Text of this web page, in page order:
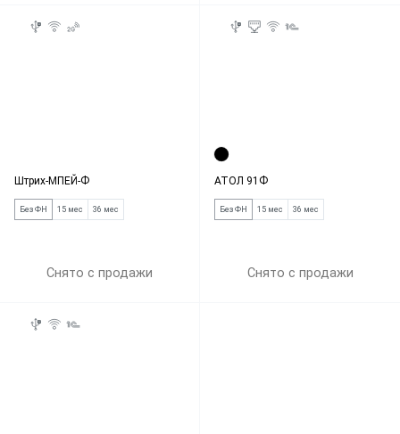
Штрих-МПЕЙ-Ф
Без ФН 15 мес 36 мес
Снято с продажи
АТОЛ 91Ф
Без ФН 15 мес 36 мес
Снято с продажи